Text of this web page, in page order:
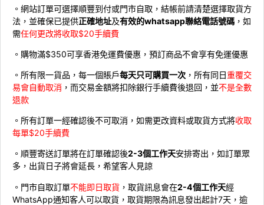
。網站訂單可選擇順豐到付或門市自取，結帳前請清楚選擇取貨方
法，並確保已提供正確地址及有效的whatsapp聯絡電話號碼 ，如
需任何更改將收取$20手續費
。購物滿$350可享香港免運費優惠，預訂商品不會享有免運優惠
。所有限一貨品，每一個賬戶每天只可購買一次 ，所有同日重覆交
易會自動取消 ，而交易金額將扣除銀行手續費後退回，並不是全數
退款
。所有訂單一經確認後不可取消，如需更改資料或取貨方式將收取
每單$20手續費
。順豐寄送訂單將在訂單確認後2-3個工作天安排寄出，如訂單眾
多，出貨日子將會延長，希望客人見諒
。門市自取訂單不能即日取貨 ，取貨訊息會在2-4個工作天經
WhatsApp通知客人可以取貨，取貨期限為訊息發出起計7天，逾